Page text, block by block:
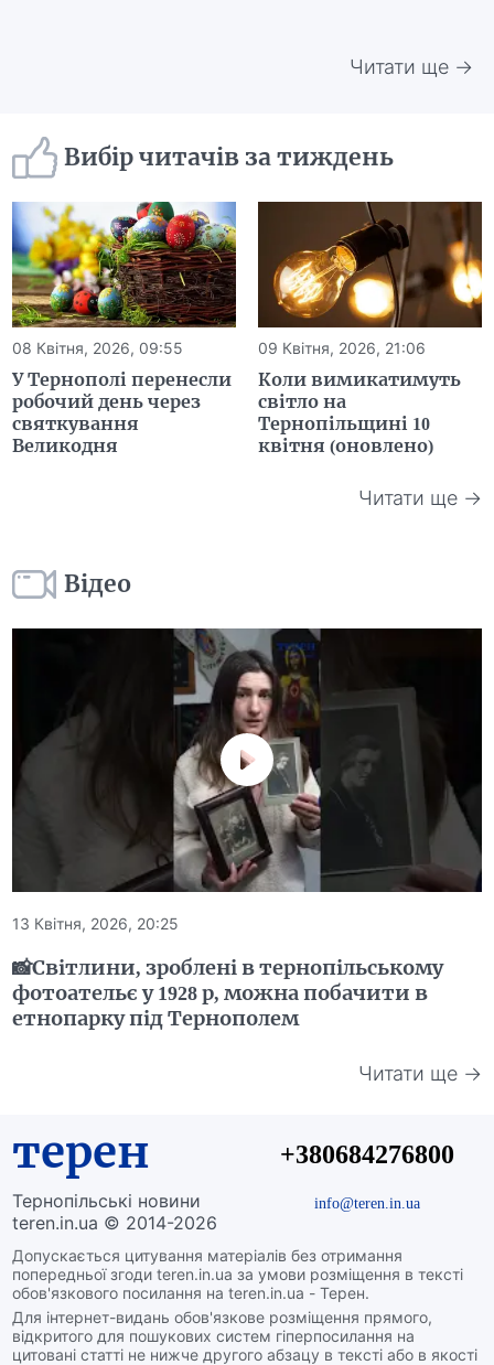
Читати ще →
Вибір читачів за тиждень
08 Квітня, 2026, 09:55
У Тернополі перенесли
робочий день через
святкування
Великодня
09 Квітня, 2026, 21:06
Коли вимикатимуть
світло на
Тернопільщині 10
квітня (оновлено)
Читати ще →
Відео
13 Квітня, 2026, 20:25
📸Світлини, зроблені в тернопільському
фотоательє у 1928 р, можна побачити в
етнопарку під Тернополем
Читати ще →
терен
Тернопільські новини
teren.in.ua © 2014-2026
Допускається цитування матеріалів без отримання
попередньої згоди teren.in.ua за умови розміщення в тексті
обов'язкового посилання на teren.in.ua - Терен.
Для інтернет-видань обов'язкове розміщення прямого,
відкритого для пошукових систем гіперпосилання на
цитовані статті не нижче другого абзацу в тексті або в якості
+380684276800
info@teren.in.ua